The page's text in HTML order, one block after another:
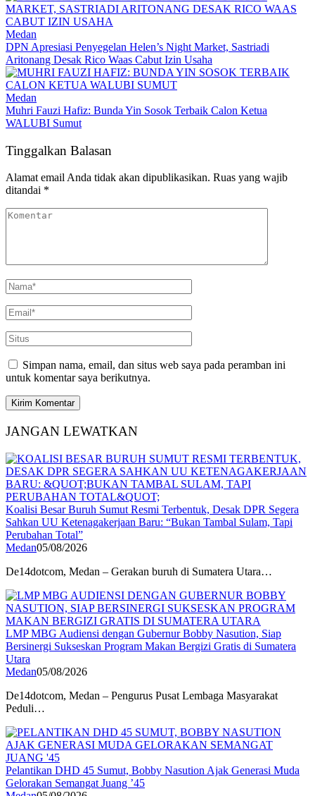
Medan
DPN Apresiasi Penyegelan Helen’s Night Market, Sastriadi
Aritonang Desak Rico Waas Cabut Izin Usaha
Medan
Muhri Fauzi Hafiz: Bunda Yin Sosok Terbaik Calon Ketua
WALUBI Sumut
Tinggalkan Balasan
Alamat email Anda tidak akan dipublikasikan. Ruas yang wajib
ditandai *
Simpan nama, email, dan situs web saya pada peramban ini
untuk komentar saya berikutnya.
JANGAN LEWATKAN
Koalisi Besar Buruh Sumut Resmi Terbentuk, Desak DPR Segera
Sahkan UU Ketenagakerjaan Baru: “Bukan Tambal Sulam, Tapi
Perubahan Total”
Medan05/08/2026
De14dotcom, Medan – Gerakan buruh di Sumatera Utara…
LMP MBG Audiensi dengan Gubernur Bobby Nasution, Siap
Bersinergi Sukseskan Program Makan Bergizi Gratis di Sumatera
Utara
Medan05/08/2026
De14dotcom, Medan – Pengurus Pusat Lembaga Masyarakat
Peduli…
Pelantikan DHD 45 Sumut, Bobby Nasution Ajak Generasi Muda
Gelorakan Semangat Juang ’45